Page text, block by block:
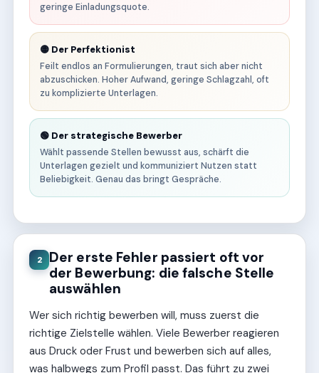
geringe Einladungsquote.
🟡 Der Perfektionist
Feilt endlos an Formulierungen, traut sich aber nicht
abzuschicken. Hoher Aufwand, geringe Schlagzahl, oft
zu komplizierte Unterlagen.
🟢 Der strategische Bewerber
Wählt passende Stellen bewusst aus, schärft die
Unterlagen gezielt und kommuniziert Nutzen statt
Beliebigkeit. Genau das bringt Gespräche.
2
Der erste Fehler passiert oft vor
der Bewerbung: die falsche Stelle
auswählen
Wer sich richtig bewerben will, muss zuerst die
richtige Zielstelle wählen. Viele Bewerber reagieren
aus Druck oder Frust und bewerben sich auf alles,
was halbwegs zum Profil passt. Das führt zu zwei